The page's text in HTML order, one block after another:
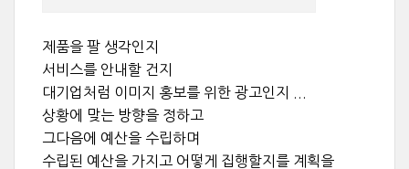
제품을 팔 생각인지
서비스를 안내할 건지
대기업처럼 이미지 홍보를 위한 광고인지 ...
상황에 맞는 방향을 정하고
그다음에 예산을 수립하며
수립된 예산을 가지고 어떻게 집행할지를 계획을